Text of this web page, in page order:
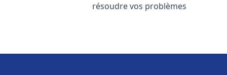
résoudre vos problèmes